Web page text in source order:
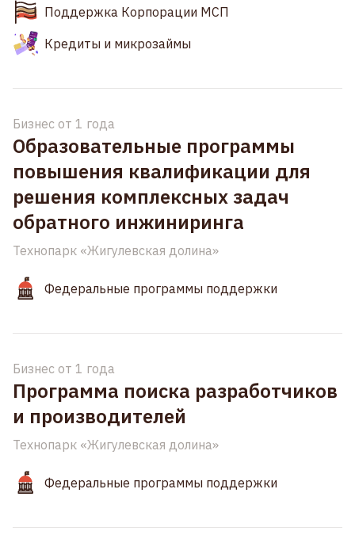
Поддержка Корпорации МСП
Кредиты и микрозаймы
Бизнес от 1 года
Образовательные программы
повышения квалификации для
решения комплексных задач
обратного инжиниринга
Технопарк «Жигулевская долина»
Федеральные программы поддержки
Бизнес от 1 года
Программа поиска разработчиков
и производителей
Технопарк «Жигулевская долина»
Федеральные программы поддержки